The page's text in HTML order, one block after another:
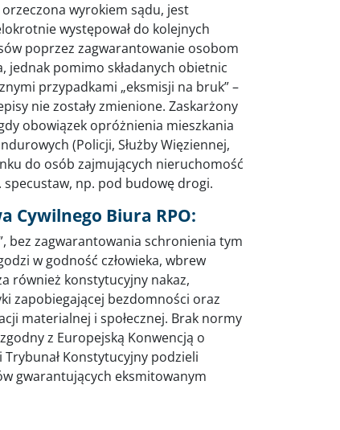
wyrokiem sądu, jest
występował do kolejnych
poprzez zagwarantowanie osobom
pomimo składanych obietnic
przypadkami „eksmisji na bruk” –
nie zostały zmienione. Zaskarżony
obowiązek opróżnienia mieszkania
(Policji, Służby Więziennej,
do osób zajmujących nieruchomość
specustaw, np. pod budowę drogi.
Cywilnego Biura RPO:
bez zagwarantowania schronienia tym
w godność człowieka, wbrew
również konstytucyjny nakaz,
zapobiegającej bezdomności oraz
materialnej i społecznej. Brak normy
z Europejską Konwencją o
Konstytucyjny podzieli
gwarantujących eksmitowanym